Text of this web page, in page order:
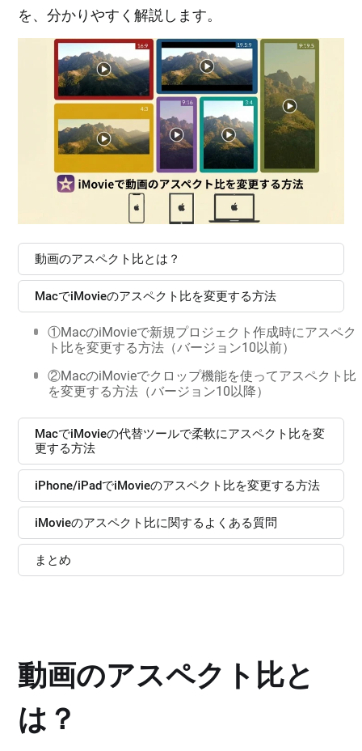
を、分かりやすく解説します。
動画のアスペクト比とは？
MacでiMovieのアスペクト比を変更する方法
①MacのiMovieで新規プロジェクト作成時にアスペク
ト比を変更する方法（バージョン10以前）
②MacのiMovieでクロップ機能を使ってアスペクト比
を変更する方法（バージョン10以降）
MacでiMovieの代替ツールで柔軟にアスペクト比を変
更する方法
iPhone/iPadでiMovieのアスペクト比を変更する方法
iMovieのアスペクト比に関するよくある質問
まとめ
動画のアスペクト比と
は？